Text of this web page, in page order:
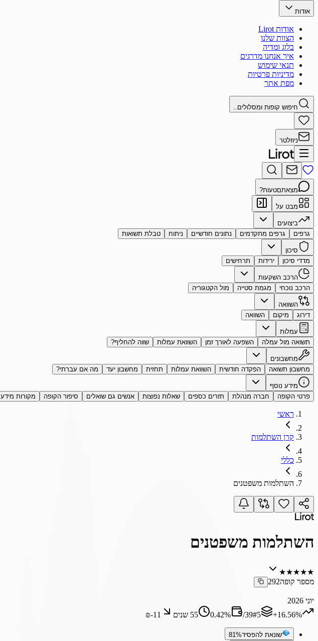
אודות
אודות Lirot
הצוות שלנו
בלוג ומדיה
איך אנחנו מדרגים
תנאי שימוש
מדיניות פרטיות
מפת אתר
חיפוש קופות ומסלולים..
ניוזלטר
מצאתםטעות?
מבט על
ביצועים
גרפים
גרפים מתקדמים נתונים חודשיים ניתוח טבלת תשואות
סיכון
מדדי סיכון
ירידות תרחישים
הרכב השקעות
הרכב נוכחי
מגמת סטייה מול הקטגוריה
השוואה
דירוג
מיקום השוואה
עמלות
תשואה מול עמלה
השפעה לאורך זמן השוואת עמלות שווה להחליף?
מחשבונים
מחשבון תשואה
הפקדה חודשית השוואת עמלות תחזית מחשבון יעד מה אם עברתי?
מידע נוסף
פרטי הקופה
חברה מנהלת תזרים כספים שאלות נפוצות אנשים גם שואלים סיפור הקופה מקורות מידע
ראשי
קרן השתלמות
כללי
השתלמות משפטנים
השתלמות משפטנים
★
★
★
★
★
מספר קופה292
יוני 2026
‎+16.56%
#5
/39
0.42% 55 שנים ₪‎-11
שונאת להפסיד81%